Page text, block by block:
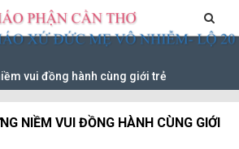
vui đồng hành cùng giới trẻ
NIỀM VUI ĐỒNG HÀNH CÙNG GIỚI